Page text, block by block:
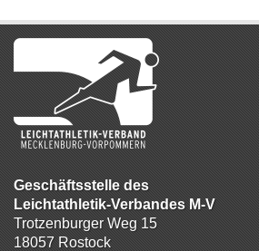
Geschäftsstelle des
Leichtathletik-Verbandes M-V
Trotzenburger Weg 15
18057 Rostock